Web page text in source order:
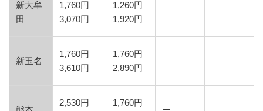
新大牟
田
1,760円
3,070円
1,260円
1,920円
新玉名
1,760円
3,610円
1,760円
2,890円
2,530円
1,760円